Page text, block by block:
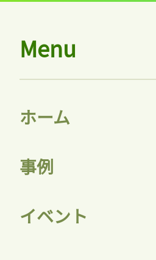
Menu
ホーム
事例
イベント